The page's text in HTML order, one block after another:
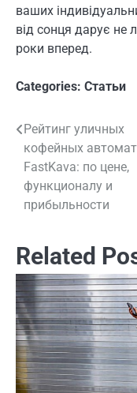
ваших
від сонця дарує не
роки вперед.
Categories: Статьи
Навигация
по
записям
Рейтинг уличных
кофейных
FastKava: по цене,
функционалу и
прибыльности
Related